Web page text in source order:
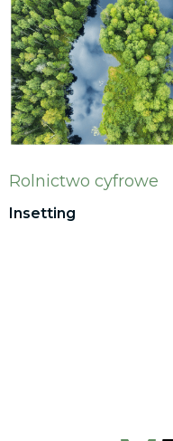
Rolnictwo cyfrowe
Insetting